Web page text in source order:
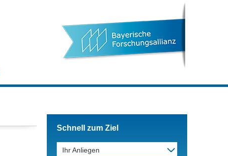
Schnell zum Ziel
Ihr Anliegen